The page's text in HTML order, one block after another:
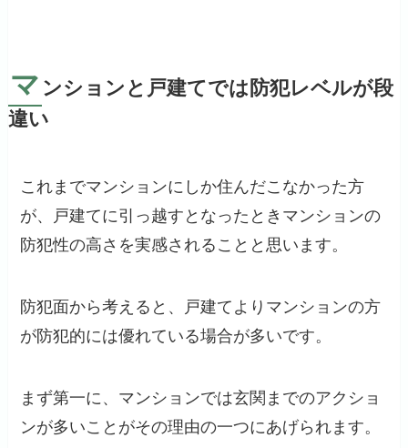
マ ンションと戸建てでは防犯レベルが段
違い
これまでマンションにしか住んだこなかった方
が、戸建てに引っ越すとなったときマンションの
防犯性の高さを実感されることと思います。
防犯面から考えると、戸建てよりマンションの方
が防犯的には優れている場合が多いです。
まず第一に、マンションでは玄関までのアクショ
ンが多いことがその理由の一つにあげられます。